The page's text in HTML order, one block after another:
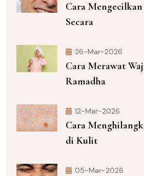
Cara
Secara
26-Mar-2026
Cara Merawat
Ramadha
12-Mar-2026
Cara
di Kulit
05-Mar-2026